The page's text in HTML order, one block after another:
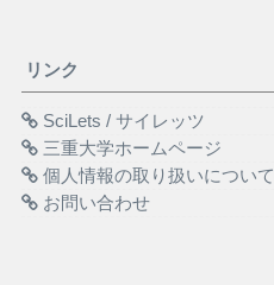
リンク
SciLets / サイレッツ
三重大学ホームページ
個人情報の取り扱いについて
お問い合わせ